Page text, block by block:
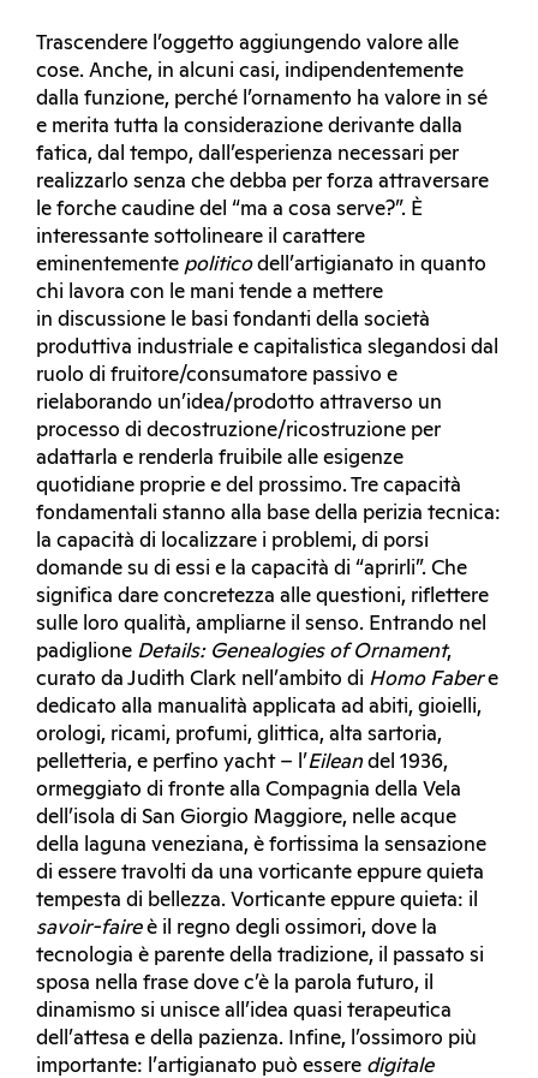
Trascendere l’oggetto aggiungendo valore alle
cose. Anche, in alcuni casi, indipendentemente
dalla funzione, perché l’ornamento ha valore in sé
e merita tutta la considerazione derivante dalla
fatica, dal tempo, dall’esperienza necessari per
realizzarlo senza che debba per forza attraversare
le forche caudine del “ma a cosa serve?”. È
interessante sottolineare il carattere
eminentemente politicodell’artigianato in quanto
chi lavora con le mani tende a mettere
in discussione le basi fondanti della società
produttiva industriale e capitalistica slegandosi dal
ruolo di fruitore/consumatore passivo e
rielaborando un’idea/prodotto attraverso un
processo di decostruzione/ricostruzione per
adattarla e renderla fruibile alle esigenze
quotidiane proprie e del prossimo. Tre capacità
fondamentali stanno alla base della perizia tecnica:
la capacità di localizzare i problemi, di porsi
domande su di essi e la capacità di “aprirli”. Che
significa dare concretezza alle questioni, riflettere
sulle loro qualità, ampliarne il senso. Entrando nel
padiglione Details: Genealogies of Ornament,
curato da Judith Clark nell’ambito di Homo Fabere
dedicato alla manualità applicata ad abiti, gioielli,
orologi, ricami, profumi, glittica, alta sartoria,
pelletteria, e perfino yacht – l’Eileandel 1936,
ormeggiato di fronte alla Compagnia della Vela
dell’isola di San Giorgio Maggiore, nelle acque
della laguna veneziana, è fortissima la sensazione
di essere travolti da una vorticante eppure quieta
tempesta di bellezza. Vorticante eppure quieta: il
savoir-faireè il regno degli ossimori, dove la
tecnologia è parente della tradizione, il passato si
sposa nella frase dove c’è la parola futuro, il
dinamismo si unisce all’idea quasi terapeutica
dell’attesa e della pazienza. Infine, l’ossimoro più
importante: l’artigianato può essere digitale